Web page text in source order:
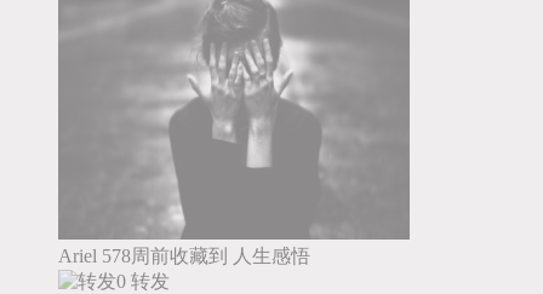
Ariel 578周前收藏到
人生感悟
0 转发